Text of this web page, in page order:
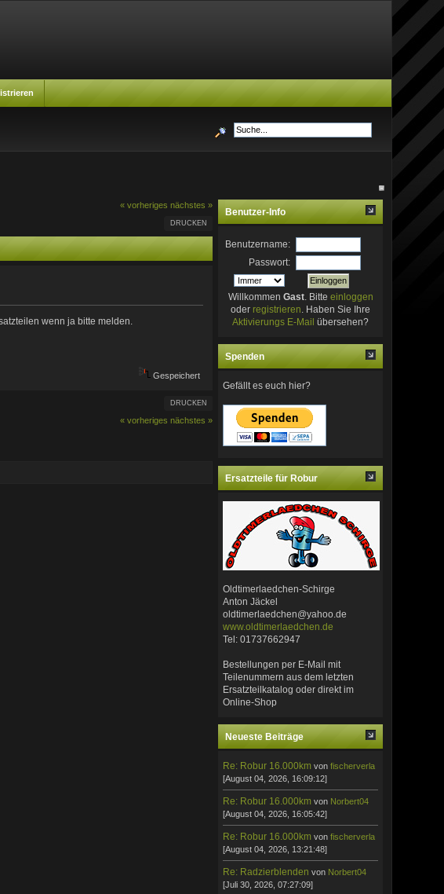
« vorheriges nächstes »
DRUCKEN
wenn ja bitte melden.
Gespeichert
DRUCKEN
« vorheriges nächstes »
Benutzer-Info
Benutzername:
Passwort:
Willkommen Gast. Bitte einloggen
oder registrieren . Haben Sie Ihre
Aktivierungs E-Mail übersehen?
Spenden
Gefällt es euch hier?
Ersatzteile für Robur
Oldtimerlaedchen-Schirge
Anton Jäckel
oldtimerlaedchen@yahoo.de
www.oldtimerlaedchen.de
Tel: 01737662947
Bestellungen per E-Mail mit
Teilenummern aus dem letzten
Ersatzteilkatalog oder direkt im
Online-Shop
Neueste Beiträge
Re: Robur 16.000km vonfischerverla
[August 04, 2026, 16:09:12]
Re: Robur 16.000km von Norbert04
[August 04, 2026, 16:05:42]
Re: Robur 16.000km vonfischerverla
[August 04, 2026, 13:21:48]
Re: Radzierblendenvon Norbert04
[Juli 30, 2026, 07:27:09]